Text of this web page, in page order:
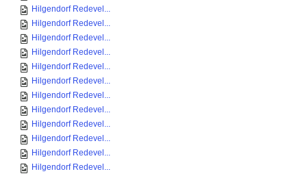
Hilgendorf Redevel...
Hilgendorf Redevel...
Hilgendorf Redevel...
Hilgendorf Redevel...
Hilgendorf Redevel...
Hilgendorf Redevel...
Hilgendorf Redevel...
Hilgendorf Redevel...
Hilgendorf Redevel...
Hilgendorf Redevel...
Hilgendorf Redevel...
Hilgendorf Redevel...